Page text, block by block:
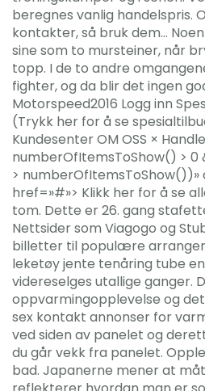
beregnes vanlig handelspris.
kontakter, så bruk dem…
sine som to mursteiner, når
topp. I de to andre
fighter, og da blir det ingen
Motorspeed2016 Logg inn
(Trykk her for å se
Kundesenter OM OSS ×
numberOfItemsToShow() >
>
href=»#»> Klikk her for å se
tom. Dette er 26. gang
Nettsider som Viagogo og
billetter til populære
leketøy jente tenåring tube
videreselges utallige ganger.
oppvarmingopplevelse og
sex kontakt annonser for
ved siden av panelet og
du går vekk fra panelet.
bad. Japanerne mener at